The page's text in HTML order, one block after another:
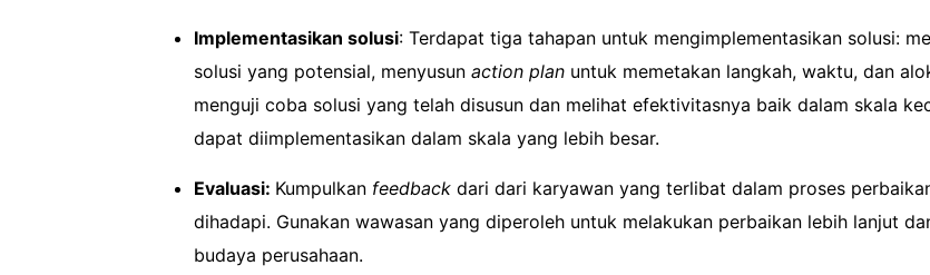
Implementasikan solusi: Terdapat tiga tahapan untuk mengimplementasikan solusi:
solusi yang potensial, menyusun action plan untuk memetakan langkah, waktu, dan
menguji coba solusi yang telah disusun dan melihat efektivitasnya baik dalam skala
dapat diimplementasikan dalam skala yang lebih besar.
Evaluasi: Kumpulkan feedback dari dari karyawan yang terlibat dalam proses
dihadapi. Gunakan wawasan yang diperoleh untuk melakukan perbaikan lebih lanjut
budaya perusahaan.